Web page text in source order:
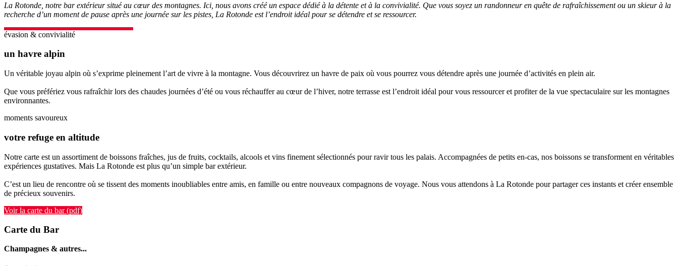
La Rotonde, notre bar extérieur situé au cœur des montagnes. Ici, nous avons créé un espace dédié à la détente et à la convivialité. Que vous soyez un randonneur en quête de rafraîchissement ou un skieur à la
recherche d’un moment de pause après une journée sur les pistes, La Rotonde est l’endroit idéal pour se détendre et se ressourcer.
évasion & convivialité
un havre alpin
Un véritable joyau alpin où s’exprime pleinement l’art de vivre à la montagne. Vous découvrirez un havre de paix où vous pourrez vous détendre après une journée d’activités en plein air.
Que vous préfériez vous rafraîchir lors des chaudes journées d’été ou vous réchauffer au cœur de l’hiver, notre terrasse est l’endroit idéal pour vous ressourcer et profiter de la vue spectaculaire sur les montagnes
environnantes.
moments savoureux
votre refuge en altitude
Notre carte est un assortiment de boissons fraîches, jus de fruits, cocktails, alcools et vins finement sélectionnés pour ravir tous les palais. Accompagnées de petits en-cas, nos boissons se transforment en véritables
expériences gustatives. Mais La Rotonde est plus qu’un simple bar extérieur.
C’est un lieu de rencontre où se tissent des moments inoubliables entre amis, en famille ou entre nouveaux compagnons de voyage. Nous vous attendons à La Rotonde pour partager ces instants et créer ensemble
de précieux souvenirs.
Voir la carte du bar (pdf)
Carte du Bar
Champagnes & autres...